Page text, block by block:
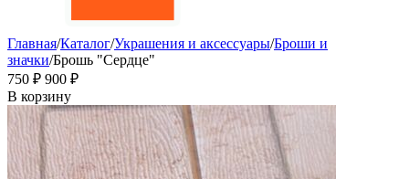
Главная/Каталог/Украшения и аксессуары/Броши и
значки/Брошь "Сердце"
‍750‍ ₽ ‍900‍ ₽
В корзину